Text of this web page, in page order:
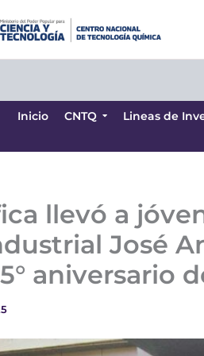
CNTQ
Inicio CNTQ Lineas de
llevó a
José
aniversario